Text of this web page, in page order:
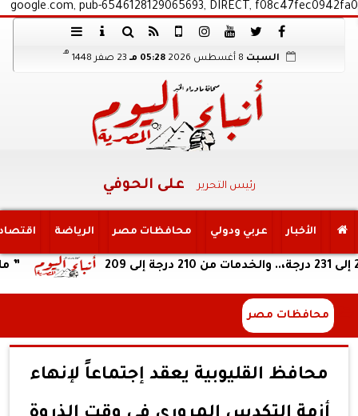
google.com, pub-6546128129065693, DIRECT, f08c47fec0942fa0
السبت 05:28 مـ 23 صفر 1448
هـ
رئيس التحرير على الحوفي
الأخبار عربي ودولي محافظات مصر الرياضة
” ماسبيرو
محافظات مصر
محافظ القليوبية يعقد إجتماعاً لإنهاء